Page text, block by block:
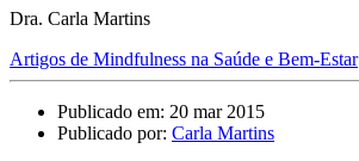
Dra. Carla Martins
Artigos de Mindfulness na Saúde e Bem-Estar
Publicado em: 20 mar 2015
Publicado por: Carla Martins